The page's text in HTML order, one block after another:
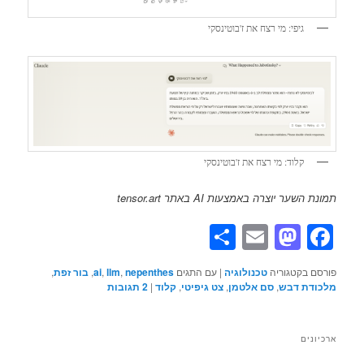
גיפי: מי רצח את ז'בוטינסקי
קלוד: מי רצח את ז'בוטינסקי
תמונת השער יוצרה באמצעות AI באתר tensor.art
Facebook
Mastodon
Email
פורסם בקטגוריה טכנולוגיה |עם התגים ai, llm, nepenthes
,בור זפת,
מלכודת דבש,סם אלטמן,צט גיפיטי,קלוד |
2 תגובות
ארכיונים